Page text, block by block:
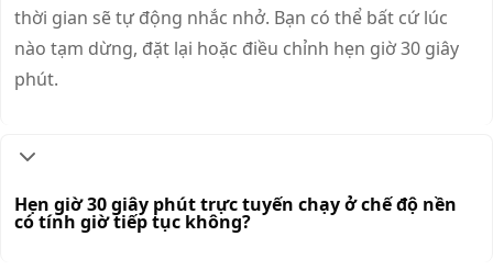
thời gian sẽ tự động nhắc nhở. Bạn có thể bất cứ lúc
nào tạm dừng, đặt lại hoặc điều chỉnh hẹn giờ 30 giây
phút.
Hẹn giờ 30 giây phút trực tuyến chạy ở chế độ nền
có tính giờ tiếp tục không?